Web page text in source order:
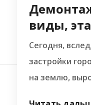
виды,
Сегодня,
застройки
на землю,